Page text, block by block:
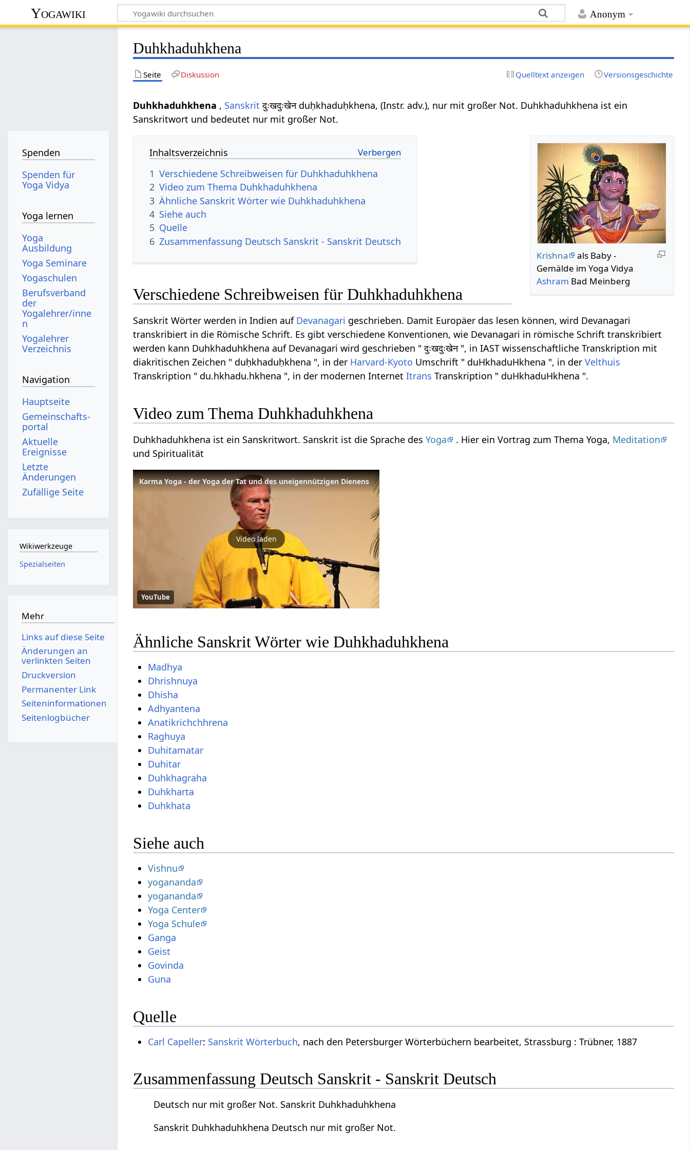
Anonym
Yogawiki
Duhkhaduhkhena
Seite Diskussion Quelltext anzeigen Versionsgeschichte
Duhkhaduhkhena , Sanskrit दुःखदुःखेन duḥkhaduḥkhena, (Instr. adv.), nur mit großer Not. Duhkhaduhkhena ist ein
Sanskritwort und bedeutet nur mit großer Not.
Krishna
als Baby -
Gemälde im Yoga Vidya
Ashram Bad Meinberg
Inhaltsverzeichnis
1 Verschiedene Schreibweisen für Duhkhaduhkhena
2 Video zum Thema Duhkhaduhkhena
3 Ähnliche Sanskrit Wörter wie Duhkhaduhkhena
4 Siehe auch
5 Quelle
6 Zusammenfassung Deutsch Sanskrit - Sanskrit Deutsch
Verschiedene Schreibweisen für Duhkhaduhkhena
Sanskrit Wörter werden in Indien auf Devanagari geschrieben. Damit Europäer das lesen können, wird Devanagari
transkribiert in die Römische Schrift. Es gibt verschiedene Konventionen, wie Devanagari in römische Schrift transkribiert
werden kann Duhkhaduhkhena auf Devanagari wird geschrieben " दुःखदुःखेन ", in IAST wissenschaftliche Transkription mit
diakritischen Zeichen " duḥkhaduḥkhena ", in der Harvard-Kyoto Umschrift " duHkhaduHkhena ", in derVelthuis
Transkription " du.hkhadu.hkhena ", in der modernen InternetItrans Transkription " duHkhaduHkhena ".
Video zum Thema Duhkhaduhkhena
Duhkhaduhkhena ist ein Sanskritwort. Sanskrit ist die Sprache desYoga . Hier ein Vortrag zum Thema Yoga, Meditation
und Spiritualität
Karma Yoga - der Yoga der Tat und des uneigennützigen Dienens
Video laden
YouTube
Ähnliche Sanskrit Wörter wie Duhkhaduhkhena
Madhya
Dhrishnuya
Dhisha
Adhyantena
Anatikrichchhrena
Raghuya
Duhitamatar
Duhitar
Duhkhagraha
Duhkharta
Duhkhata
Siehe auch
Vishnu
yogananda
yogananda
Yoga Center
Yoga Schule
Ganga
Geist
Govinda
Guna
Quelle
Carl Capeller: Sanskrit Wörterbuch, nach den Petersburger Wörterbüchern bearbeitet, Strassburg : Trübner, 1887
Zusammenfassung Deutsch Sanskrit - Sanskrit Deutsch
Deutsch nur mit großer Not. Sanskrit Duhkhaduhkhena
Sanskrit Duhkhaduhkhena Deutsch nur mit großer Not.
Spenden
Spenden für
Yoga Vidya
Yoga lernen
Yoga
Ausbildung
Yoga Seminare
Yogaschulen
Berufsverband
der
Yogalehrer/inne
n
Yogalehrer
Verzeichnis
Navigation
Hauptseite
Gemeinschafts­
portal
Aktuelle
Ereignisse
Letzte
Änderungen
Zufällige Seite
Wikiwerkzeuge
Spezialseiten
Mehr
Links auf diese Seite
Änderungen an
verlinkten Seiten
Druckversion
Permanenter Link
Seiten­­informationen
Seitenlogbücher